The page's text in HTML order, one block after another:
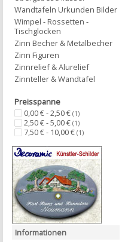
Wandtafeln Urkunden Bilder
Wimpel - Rossetten -
Tischglocken
Zinn Becher & Metalbecher
Zinn Figuren
Zinnrelief & Alurelief
Zinnteller & Wandtafel
Preisspanne
0,00 € - 2,50 € (1)
2,50 € - 5,00 € (1)
7,50 € - 10,00 € (1)
Informationen